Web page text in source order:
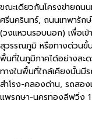
ขณะเดียวกันโครงข่ายถน
ศรีนครินทร์, ถนนเทพารัก
(วงแหวนรอบนอก) เพื่อเ
สุวรรณภูมิ หรือทางด่วนขั้
พื้นที่ในภูมิภาคได้อย่างสะ
ทางในพื้นที่ใกล้เคียงนั้นมี
สำโรง-คลองด่าน, รถสอ
แพรกษา-นครทองลีฟวิ่ง